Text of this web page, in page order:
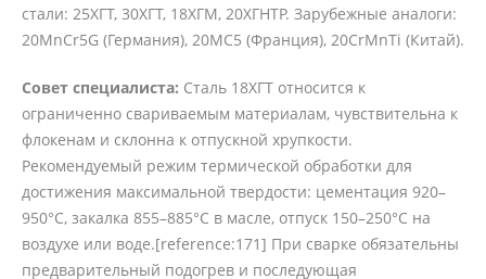
стали: 25ХГТ, 30ХГТ, 18ХГМ, 20ХГНТР. Зарубежные аналоги:
20MnCr5G (Германия), 20MC5 (Франция), 20CrMnTi (Китай).
Совет специалиста: Сталь 18ХГТ относится к
ограниченно свариваемым материалам, чувствительна к
флокенам и склонна к отпускной хрупкости.
Рекомендуемый режим термической обработки для
достижения максимальной твердости: цементация 920–
950°C, закалка 855–885°C в масле, отпуск 150–250°C на
воздухе или воде.[reference:171] При сварке обязательны
предварительный подогрев и последующая